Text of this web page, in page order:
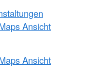
Ansicht
Ansicht